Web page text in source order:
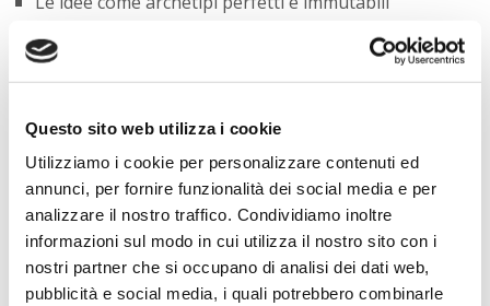
Questo sito web utilizza i cookie
Utilizziamo i cookie per personalizzare contenuti ed
annunci, per fornire funzionalità dei social media e per
analizzare il nostro traffico. Condividiamo inoltre
informazioni sul modo in cui utilizza il nostro sito con i
nostri partner che si occupano di analisi dei dati web,
pubblicità e social media, i quali potrebbero combinarle
Influenza sulla metafisica e l'epistemologia
Lo studio della filosofia e, in particolare, di Platone è
fondamentale perché è una figura chiave della filosofia
occidentale, le cui idee hanno influenzato
profondamente la storia del pensiero e la nostra
comprensione del mondo. La sua eredità continua a
essere un punto di riferimento essenziale per gli
studiosi e gli studenti di filosofia.